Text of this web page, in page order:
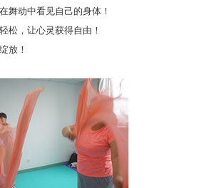
动中看见自己的身体！
，让心灵获得自由！
放！